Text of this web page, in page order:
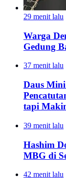
29 menit lalu
Warga
Gedung
37 menit lalu
Daus
tapi
39 menit lalu
Hashim
MBG di
42 menit lalu